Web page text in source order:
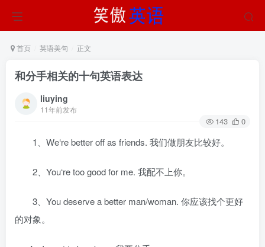
首页 英语美句 正文
和分手相关的十句英语表达
liuying
11年前发布
143 0
1、We‘re better off as friends. 我们做朋友比较好。
2、You‘re too good for me. 我配不上你。
3、You deserve a better man/woman. 你应该找个更好
的对象。